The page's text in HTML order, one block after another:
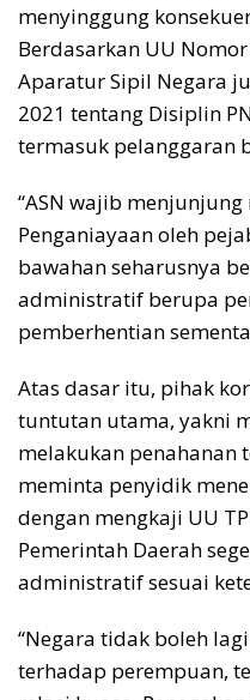
menyinggung
Berdasarkan UU
Aparatur Sipil Negara
2021 tentang Disiplin
termasuk pelanggaran
“ASN wajib
Penganiayaan oleh
bawahan seharusnya
administratif berupa
pemberhentian
Atas dasar itu, pihak
tuntutan utama, yakni
melakukan penahanan
meminta penyidik
dengan mengkaji UU
Pemerintah Daerah
administratif sesuai
“Negara tidak boleh
terhadap perempuan,